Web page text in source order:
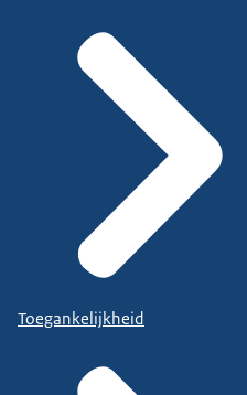
Toegankelijkheid